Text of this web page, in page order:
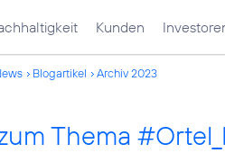
Kunden
Blogartikel Archiv 2023
Thema